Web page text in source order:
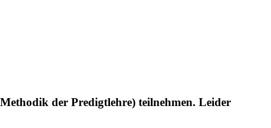
der Predigtlehre) teilnehmen. Leider